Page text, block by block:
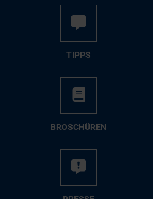
TIPPS
BRO­SCHÜ­REN